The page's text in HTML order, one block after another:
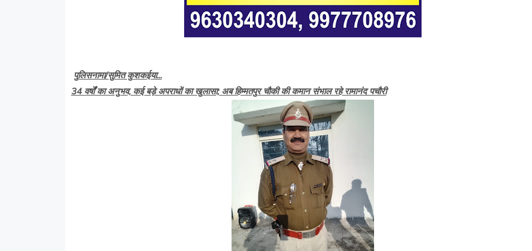
पुलिसनामा/सुमित कुशकईया...
34 वर्षों का अनुभव, कई बड़े अपराधों का खुलासा; अब हिम्मतपुर चौकी की कमान संभाल रहे रामानंद पचौरी